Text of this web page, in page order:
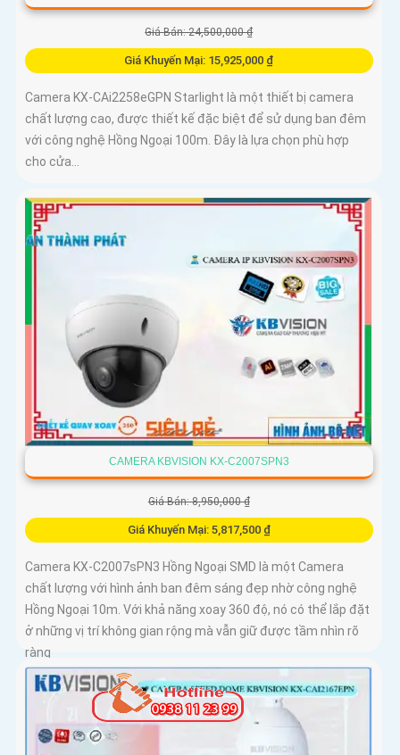
Giá Bán: 24,500,000 ₫
Giá Khuyến Mại: 15,925,000 ₫
Camera KX-CAi2258eGPN Starlight là một thiết bị camera
chất lượng cao, được thiết kế đặc biệt để sử dụng ban đêm
với công nghệ Hồng Ngoại 100m. Đây là lựa chọn phù hợp
cho cửa...
CAMERA KBVISION KX-C2007SPN3
Giá Bán: 8,950,000 ₫
Giá Khuyến Mại: 5,817,500 ₫
Camera KX-C2007sPN3 Hồng Ngoại SMD là một Camera
chất lượng với hình ảnh ban đêm sáng đẹp nhờ công nghệ
Hồng Ngoại 10m. Với khả năng xoay 360 độ, nó có thể lắp đặt
ở những vị trí không gian rộng mà vẫn giữ được tầm nhìn rõ
ràng